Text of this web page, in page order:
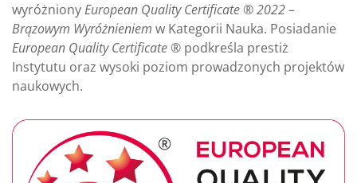
wyróżnionyEuropean Quality Certificate®2022 –
Brązowym Wyróżnieniem w Kategorii Nauka. Posiadanie
European Quality Certificate® podkreśla prestiż
Instytutu oraz wysoki poziom prowadzonych projektów
naukowych.